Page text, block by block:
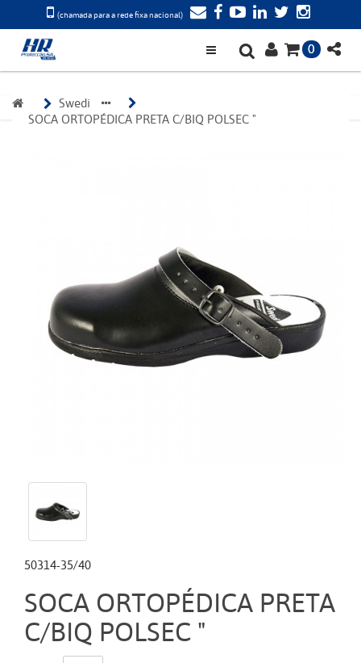
(chamada para a rede fixa nacional)
0
Swedi
SOCA ORTOPÉDICA PRETA C/BIQ POLSEC "
50314-35/40
SOCA ORTOPÉDICA PRETA
C/BIQ POLSEC "